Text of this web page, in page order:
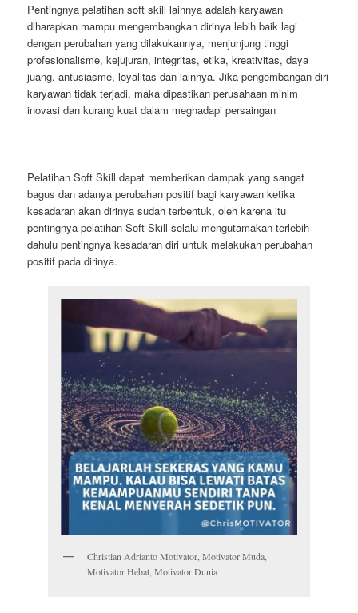
Pentingnya pelatihan soft skill lainnya adalah karyawan
diharapkan mampu mengembangkan dirinya lebih baik lagi
dengan perubahan yang dilakukannya, menjunjung tinggi
profesionalisme, kejujuran, integritas, etika, kreativitas, daya
juang, antusiasme, loyalitas dan lainnya. Jika pengembangan diri
karyawan tidak terjadi, maka dipastikan perusahaan minim
inovasi dan kurang kuat dalam meghadapi persaingan
Pelatihan Soft Skill dapat memberikan dampak yang sangat
bagus dan adanya perubahan positif bagi karyawan ketika
kesadaran akan dirinya sudah terbentuk, oleh karena itu
pentingnya pelatihan Soft Skill selalu mengutamakan terlebih
dahulu pentingnya kesadaran diri untuk melakukan perubahan
positif pada dirinya.
Christian Adrianto Motivator, Motivator Muda,
Motivator Hebat, Motivator Dunia